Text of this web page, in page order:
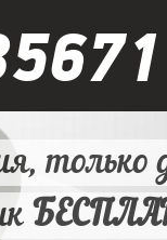
только